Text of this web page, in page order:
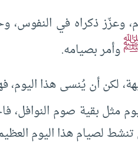
وعزّز ذكراه في النفوس،
وأمر بصيامه.
لكن أن يُنسى هذا
مثل بقية صوم
تنشط لصيام هذا اليوم